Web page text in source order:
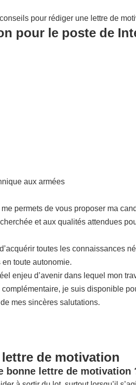
pour rédiger une lettre de
pour le poste de
aux armées
permets de vous proposer ma
et aux qualités attendues
toutes les
toute autonomie.
enjeu d’avenir dans lequel mon
je suis disponible
mes sincères salutations.
de motivation
bonne lettre de motivation